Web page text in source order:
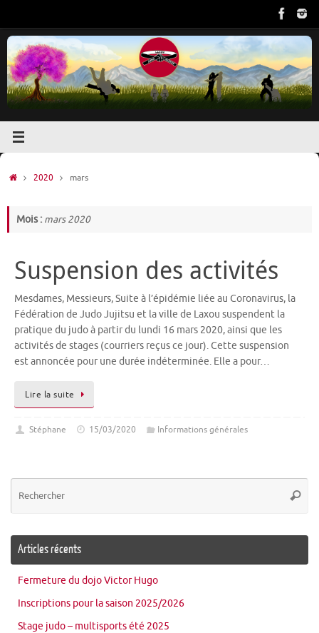
contenu
Accueil
2020 mars
Mois : mars 2020
Suspension des activités
Mesdames, Messieurs, Suite à l’épidémie liée au Coronavirus, la
Fédération de Judo Jujitsu et la ville de Laxou suspendent la
pratique du judo à partir du lundi 16 mars 2020, ainsi que les
activités de stages (courriers reçus ce jour). Cette suspension
est annoncée pour une durée indéterminée. Elle a pour…
Lire la suite
Stéphane 15/03/2020 Informations générales
Articles récents
Fermeture du dojo Victor Hugo
Inscriptions pour la saison 2025/2026
Stage judo – multisports été 2025